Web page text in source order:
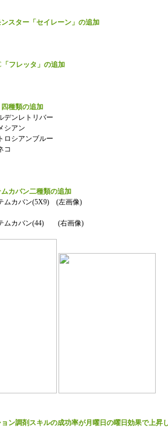
スター「セイレーン」の追加
「フレッタ」の追加
種類の追加
デンレトリバー
シアン
ロシアンブルー
コ
カバン二種類の追加
ムカバン(5X9) (左画像)
テムカバン(44) (右画像)
ン調剤スキルの成功率が月曜日の曜日効果で上昇